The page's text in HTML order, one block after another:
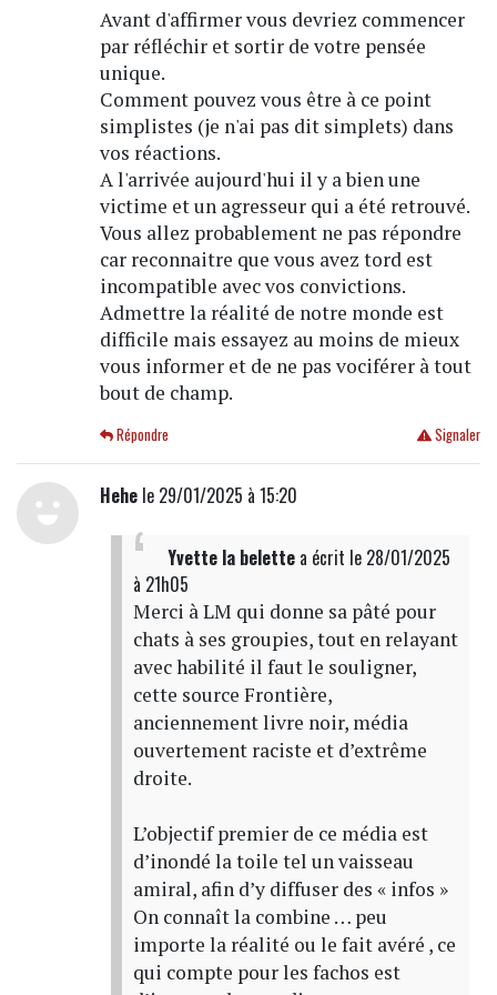
Avant d'affirmer vous devriez commencer
par réfléchir et sortir de votre pensée
unique.
Comment pouvez vous être à ce point
simplistes (je n'ai pas dit simplets) dans
vos réactions.
A l'arrivée aujourd'hui il y a bien une
victime et un agresseur qui a été retrouvé.
Vous allez probablement ne pas répondre
car reconnaitre que vous avez tord est
incompatible avec vos convictions.
Admettre la réalité de notre monde est
difficile mais essayez au moins de mieux
vous informer et de ne pas vociférer à tout
bout de champ.
Signaler
Répondre
Hehele 29/01/2025 à 15:20
Yvette la belettea écrit le 28/01/2025
à 21h05
Merci à LM qui donne sa pâté pour
chats à ses groupies, tout en relayant
avec habilité il faut le souligner,
cette source Frontière,
anciennement livre noir, média
ouvertement raciste et d’extrême
droite.
L’objectif premier de ce média est
d’inondé la toile tel un vaisseau
amiral, afin d’y diffuser des « infos »
On connaît la combine … peu
importe la réalité ou le fait avéré , ce
qui compte pour les fachos est